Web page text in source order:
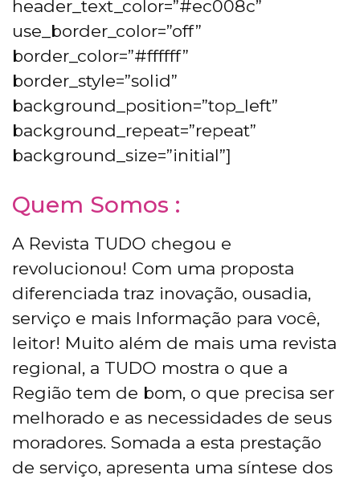
header_text_color=”#ec008c”
use_border_color=”off”
border_color=”#ffffff”
border_style=”solid”
background_position=”top_left”
background_repeat=”repeat”
background_size=”initial”]
Quem Somos :
A Revista TUDO chegou e
revolucionou! Com uma proposta
diferenciada traz inovação, ousadia,
serviço e mais Informação para você,
leitor! Muito além de mais uma revista
regional, a TUDO mostra o que a
Região tem de bom, o que precisa ser
melhorado e as necessidades de seus
moradores. Somada a esta prestação
de serviço, apresenta uma síntese dos